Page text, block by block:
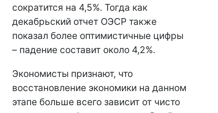
сократится на 4,5%. Тогда как
декабрьский отчет ОЭСР также
показал более оптимистичные цифры
– падение составит около 4,2%.
Экономисты признают, что
восстановление экономики на данном
этапе больше всего зависит от чисто